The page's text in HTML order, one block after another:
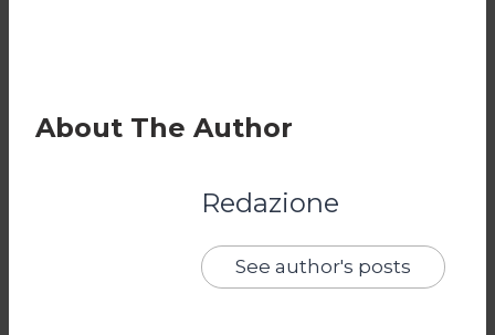
About The Author
Redazione
See author's posts